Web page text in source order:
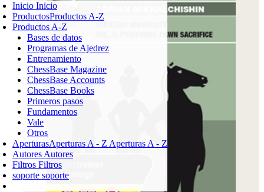
Inicio Inicio
ProductosProductos A-Z
Productos A-Z
Bases de datos
Programas de Ajedrez
Entrenamiento
ChessBase Magazine
ChessBase Accounts
ChessBase Books
Primeros pasos
Fundamentos
Vale
Otros
AperturasAperturas A - Z Aperturas A - Z
Autores Autores
Filtros Filtros
soporte soporte